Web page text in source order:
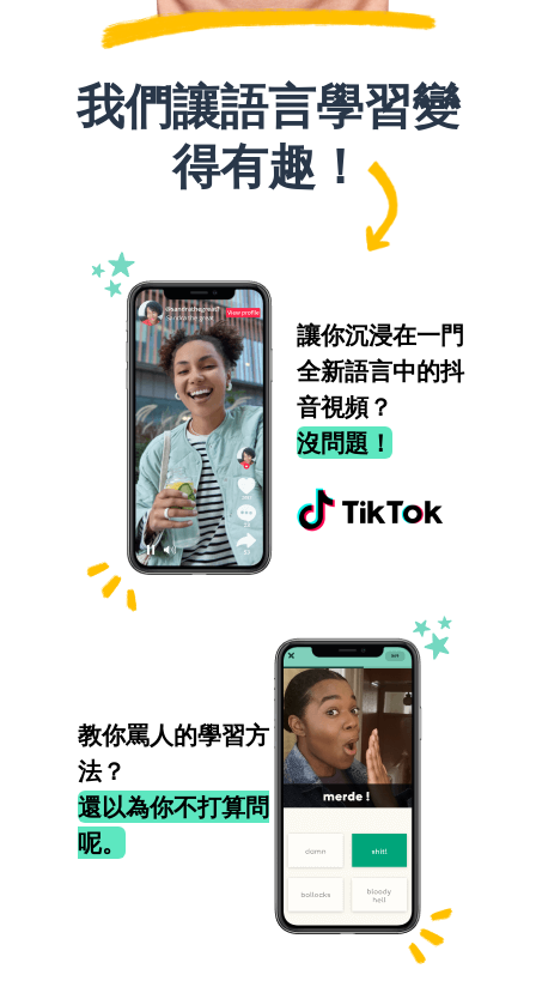
我們讓語言學習變
得有趣！
讓你沉浸在一門
全新語言中的抖
音視頻？
沒問題！
教你罵人的學習方
法？
還以為你不打算問
呢。